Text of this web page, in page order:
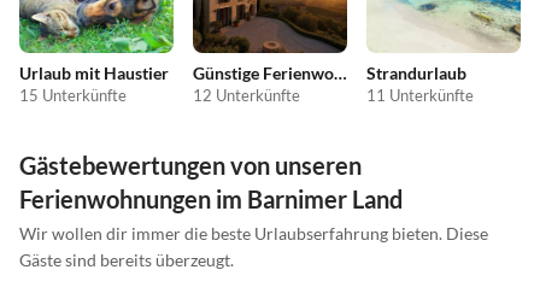
Urlaub mit Haustier
15 Unterkünfte
Günstige Ferienwohnungen
12 Unterkünfte
Strandurlaub
11 Unterkünfte
Gästebewertungen von unseren
Ferienwohnungen im Barnimer Land
Wir wollen dir immer die beste Urlaubserfahrung bieten. Diese
Gäste sind bereits überzeugt.